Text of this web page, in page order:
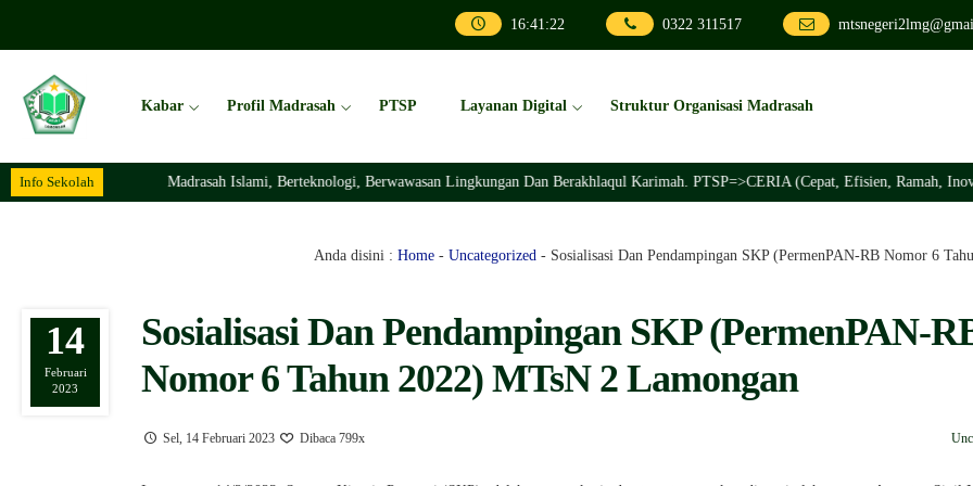
16:41:23 0322 311517
Kabar Profil Madrasah PTSP Layanan Digital Struktur Organisasi Madrasah
Info SekolahMadrasah Islami, Berteknologi, Berwawasan Lingkungan Dan Berakhlaqul Karimah. PTSP=>CERIA (Cepat, Efisien, Ramah, Inovatif,
Anda disini : Home - Uncategorized - Sosialisasi Dan Pendampingan SKP (PermenPAN-RB Nomor 6
14
Februari
2023
Sosialisasi Dan Pendampingan SKP (PermenPAN-
Nomor 6 Tahun 2022) MTsN 2 Lamongan
Sel, 14 Februari 2023 Dibaca 799x